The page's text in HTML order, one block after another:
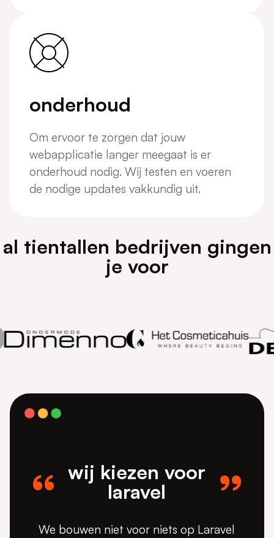
onderhoud
Om ervoor te zorgen dat jouw
webapplicatie langer meegaat is er
onderhoud nodig. Wij testen en voeren
de nodige updates vakkundig uit.
al tientallen bedrijven gingen
je voor
wij kiezen voor
laravel
We bouwen niet voor niets op Laravel